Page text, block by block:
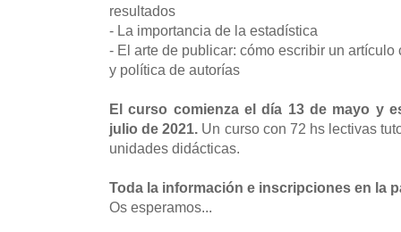
resultados
- La importancia de la estadística
- El arte de publicar: cómo escribir un
y política de autorías
El curso comienza el día 13 de mayo y
julio de 2021. Un curso con 72 hs lectivas
unidades didácticas.
Toda la información e inscripciones en la
Os esperamos...